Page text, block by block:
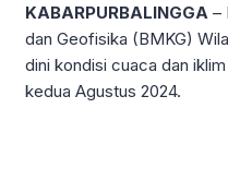
KABARPURBALINGGA –
dan Geofisika (BMKG)
dini kondisi cuaca dan
kedua Agustus 2024.